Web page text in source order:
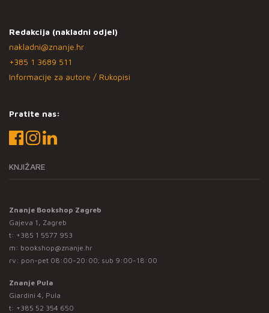
Redakcija (nakladni odjel)
nakladni@znanje.hr
+385 1 3689 511
Informacije za autore / Rukopisi
Pratite nas:
KNJIŽARE
Znanje Bookshop Zagreb
Gajeva 1, Zagreb
t: +385 1 5577 953
m: bookshop@znanje.hr
rv: pon-pet 08:00-20:00; sub 9:00-18:00
Znanje Pula
Giardini 4, Pula
t: +385 52 354 650